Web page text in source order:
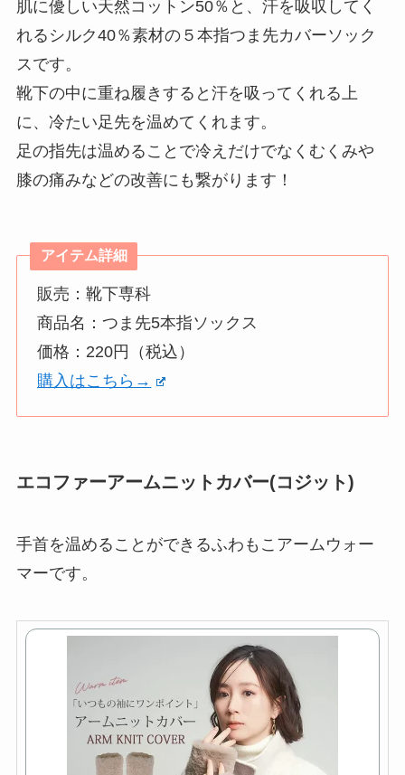
肌に優しい天然コットン50％と、汗を吸収してく
れるシルク40％素材の５本指つま先カバーソック
スです。
靴下の中に重ね履きすると汗を吸ってくれる上
に、冷たい足先を温めてくれます。
足の指先は温めることで冷えだけでなくむくみや
膝の痛みなどの改善にも繋がります！
アイテム詳細
販売：靴下専科
商品名：つま先5本指ソックス
価格：220円（税込）
購入はこちら→
エコファーアームニットカバー(コジット)
手首を温めることができるふわもこアームウォー
マーです。